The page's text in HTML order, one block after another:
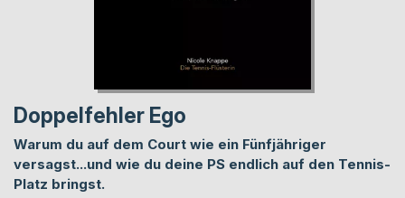
Doppelfehler Ego
Warum du auf dem Court wie ein Fünfjähriger
versagst...und wie du deine PS endlich auf den Tennis-
Platz bringst.